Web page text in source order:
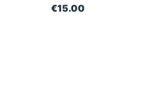
€15.00